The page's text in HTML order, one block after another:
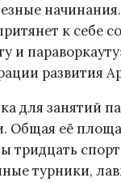
к себе
и
развития
для занятий
Общая её
тридцать
турники,